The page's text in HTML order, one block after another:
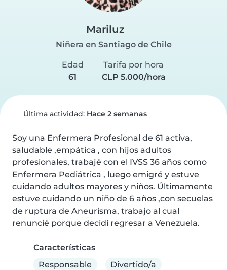
Mariluz
Niñera en Santiago de Chile
Edad
61
Tarifa por hora
CLP 5.000/hora
Última actividad: Hace 2 semanas
Soy una Enfermera Profesional de 61 activa,
saludable ,empática , con hijos adultos
profesionales, trabajé con el IVSS 36 años como
Enfermera Pediátrica , luego emigré y estuve
cuidando adultos mayores y niños. Últimamente
estuve cuidando un niño de 6 años ,con secuelas
de ruptura de Aneurisma, trabajo al cual
renuncié porque decidí regresar a Venezuela.
Características
Responsable
Divertido/a